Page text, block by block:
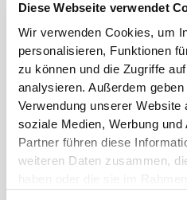
Diese Webseite verwendet
Wir verwenden Cookies, um
personalisieren, Funktionen
zu können und die Zugriffe
analysieren. Außerdem
Verwendung unserer Website
soziale Medien, Werbung
Partner führen diese
weiteren Daten zusammen,